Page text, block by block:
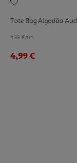
Tote Bag Algodão
4.99 €/un
4,99 €